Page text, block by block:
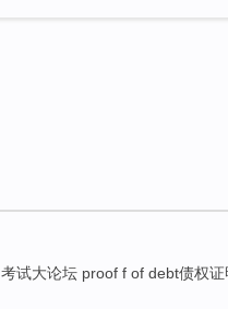
考试大论坛 proof f of debt债权证